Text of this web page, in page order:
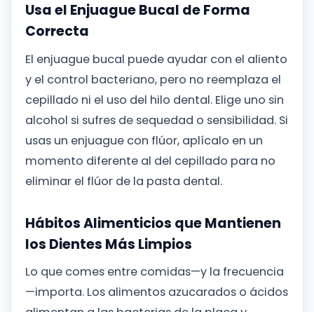
Usa el Enjuague Bucal de Forma
Correcta
El enjuague bucal puede ayudar con el aliento
y el control bacteriano, pero no reemplaza el
cepillado ni el uso del hilo dental. Elige uno sin
alcohol si sufres de sequedad o sensibilidad. Si
usas un enjuague con flúor, aplícalo en un
momento diferente al del cepillado para no
eliminar el flúor de la pasta dental.
Hábitos Alimenticios que Mantienen
los Dientes Más Limpios
Lo que comes entre comidas—y la frecuencia
—importa. Los alimentos azucarados o ácidos